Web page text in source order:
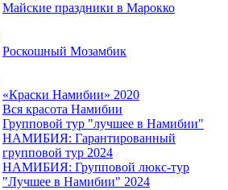
Майские праздники в Марокко
Роскошный Мозамбик
«Краски Намибии» 2020
Вся красота Намибии
Групповой тур "лучшее в Намибии"
НАМИБИЯ: Гарантированный
групповой тур 2024
НАМИБИЯ: Групповой люкс-тур
"Лучшее в Намибии" 2024